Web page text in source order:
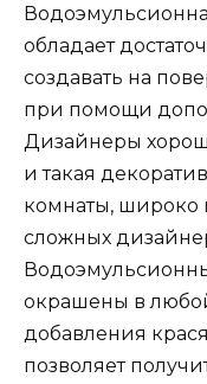
обладает
создавать на
при помощи
Дизайнеры
и такая
комнаты, широко
сложных
окрашены в
добавления
позволяет